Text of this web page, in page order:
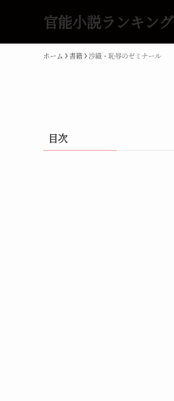
官能小説ランキング
ホーム 書籍 沙織・恥辱のゼミナール
目次